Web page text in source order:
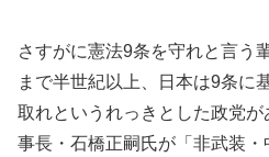
さすがに憲法9条を守れと言う
まで半世紀以上、日本は9条に
取れというれっきとした政党
事長・石橋正嗣氏が「非武装